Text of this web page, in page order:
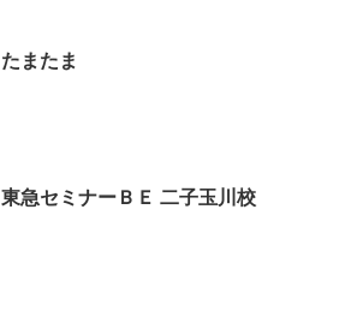
たまたま
東急セミナーＢＥ 二子玉川校